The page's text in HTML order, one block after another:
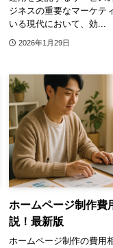
ジネスの重要なマーケテ
いる現代において、効...
2026年1月29日
ホームページ制作費
説！最新版
ホームページ制作の費用